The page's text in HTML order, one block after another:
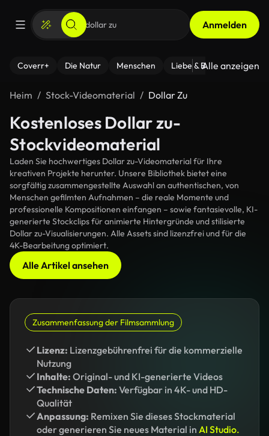
Anmelden
Coverr+ Die Natur Menschen Liebe & Beziehungen
Alle anzeigen
Heim Stock-Videomaterial Dollar Zu
Kostenloses Dollar zu-
Stockvideomaterial
Laden Sie hochwertiges Dollar zu-Videomaterial für Ihre
kreativen Projekte herunter. Unsere Bibliothek bietet eine
sorgfältig zusammengestellte Auswahl an authentischen, von
Menschen gefilmten Aufnahmen – die reale Momente und
professionelle Kompositionen einfangen – sowie fantasievolle, KI-
generierte Stockclips für animierte Hintergründe und stilisierte
Dollar zu-Visualisierungen. Alle Assets sind lizenzfrei und für die
4K-Bearbeitung optimiert.
Alle Artikel ansehen
Zusammenfassung der Filmsammlung
Lizenz: Lizenzgebührenfrei für die kommerzielle
Nutzung
Inhalte: Original- und KI-generierte Videos
Technische Daten: Verfügbar in 4K- und HD-
Qualität
Anpassung: Remixen Sie dieses Stockmaterial
oder generieren Sie neues Material in AI Studio.